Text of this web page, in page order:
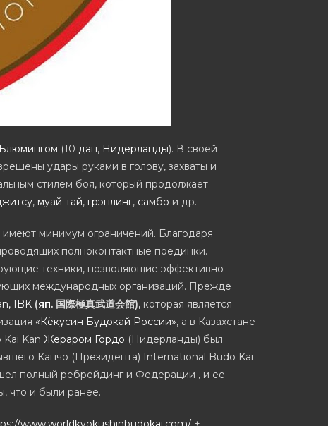
(10 дан, Нидерланды). В своей
удары руками в голову, захваты и
стилем боя, который продолжает
, муай-тай, грэплинг, самбо и др.
минимум ограничений. Благодаря
полноконтактные поединки.
техники, позволяющие эффективно
международных организаций. Прежде
IBK (яп. 国際極真武道会館), которая является
«Кёкусин Будокай России», а в Казахстане
Kan Жераром Гордо (Нидерланды) был
Канчо (Президента) International Budo Kai
полный ребрейдинг и Федерации , и ее
что и были ранее.